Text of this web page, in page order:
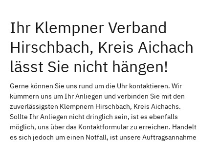
Ihr Klempner Verband
Hirschbach, Kreis Aichach
lässt Sie nicht hängen!
Gerne können Sie uns rund um die Uhr kontaktieren. Wir
kümmern uns um Ihr Anliegen und verbinden Sie mit den
zuverlässigsten Klempnern Hirschbach, Kreis Aichachs.
Sollte Ihr Anliegen nicht dringlich sein, ist es ebenfalls
möglich, uns über das Kontaktformular zu erreichen. Handelt
es sich jedoch um einen Notfall, ist unsere Auftragsannahme